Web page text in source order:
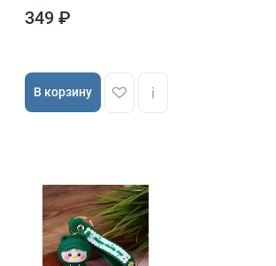
349 ₽
В корзину